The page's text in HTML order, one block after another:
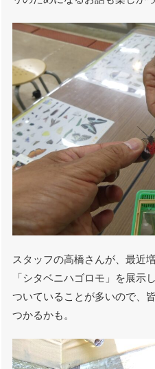
スタッフの高橋さんが、最近
「シタベニハゴロモ」を展示
ついていることが多いので、
つかるかも。